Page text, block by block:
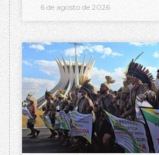
6 de agosto de 2026